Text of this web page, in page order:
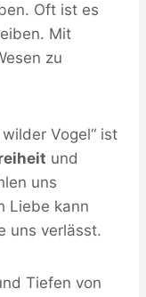
Oft ist es
Mit
zu
Vogel“ ist
und
uns
Liebe kann
uns verlässt.
Tiefen von